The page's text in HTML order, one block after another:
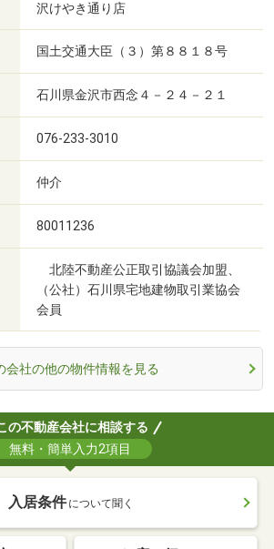
沢けやき通り店
国土交通大臣（３）第８８１８号
石川県金沢市西念４－２４－２１
076-233-3010
仲介
80011236
北陸不動産公正取引協議会加盟、
（公社）石川県宅地建物取引業協会
会員
会社の他の物件情報を見る
の不動産会社に相談する
無料・簡単入力2項目
入居条件 について聞く